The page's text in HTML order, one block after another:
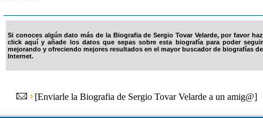
Si conoces algún dato más de la Biografia de Sergio Tovar Velarde, por favor haz
click aquí y añade los datos que sepas sobre esta biografía para poder seguir
mejorando y ofreciendo mejores resultados en el mayor buscador de biografías de
Internet.
[Enviarle la Biografia de Sergio Tovar Velarde a un amig@]